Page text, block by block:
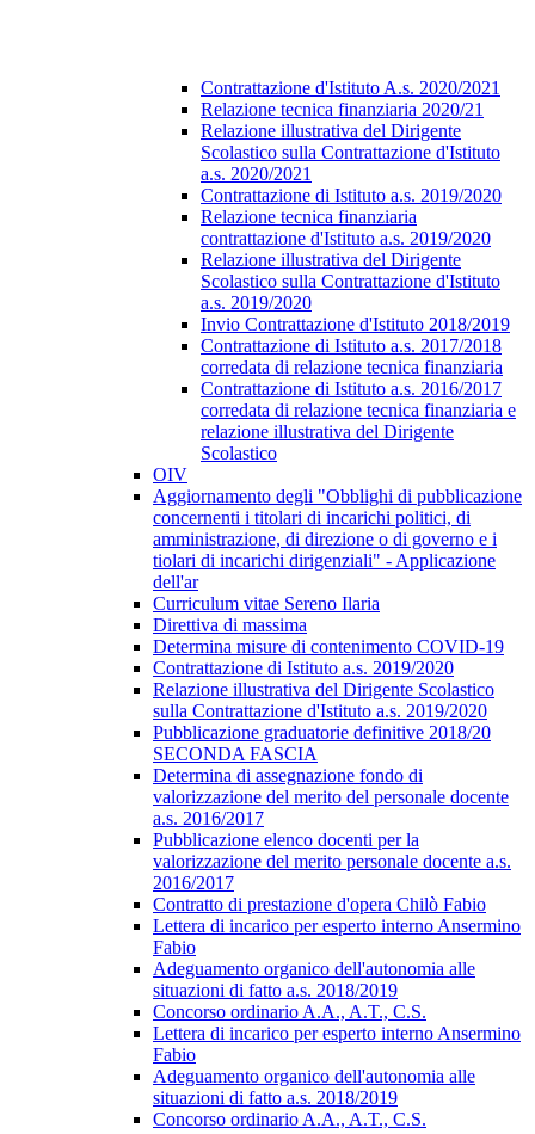
Contrattazione d'Istituto A.s. 2020/2021
Relazione tecnica finanziaria 2020/21
Relazione illustrativa del Dirigente
Scolastico sulla Contrattazione d'Istituto
a.s. 2020/2021
Contrattazione di Istituto a.s. 2019/2020
Relazione tecnica finanziaria
contrattazione d'Istituto a.s. 2019/2020
Relazione illustrativa del Dirigente
Scolastico sulla Contrattazione d'Istituto
a.s. 2019/2020
Invio Contrattazione d'Istituto 2018/2019
Contrattazione di Istituto a.s. 2017/2018
corredata di relazione tecnica finanziaria
Contrattazione di Istituto a.s. 2016/2017
corredata di relazione tecnica finanziaria e
relazione illustrativa del Dirigente
Scolastico
OIV
Aggiornamento degli "Obblighi di pubblicazione
concernenti i titolari di incarichi politici, di
amministrazione, di direzione o di governo e i
tiolari di incarichi dirigenziali" - Applicazione
dell'ar
Curriculum vitae Sereno Ilaria
Direttiva di massima
Determina misure di contenimento COVID-19
Contrattazione di Istituto a.s. 2019/2020
Relazione illustrativa del Dirigente Scolastico
sulla Contrattazione d'Istituto a.s. 2019/2020
Pubblicazione graduatorie definitive 2018/20
SECONDA FASCIA
Determina di assegnazione fondo di
valorizzazione del merito del personale docente
a.s. 2016/2017
Pubblicazione elenco docenti per la
valorizzazione del merito personale docente a.s.
2016/2017
Contratto di prestazione d'opera Chilò Fabio
Lettera di incarico per esperto interno Ansermino
Fabio
Adeguamento organico dell'autonomia alle
situazioni di fatto a.s. 2018/2019
Concorso ordinario A.A., A.T., C.S.
Lettera di incarico per esperto interno Ansermino
Fabio
Adeguamento organico dell'autonomia alle
situazioni di fatto a.s. 2018/2019
Concorso ordinario A.A., A.T., C.S.